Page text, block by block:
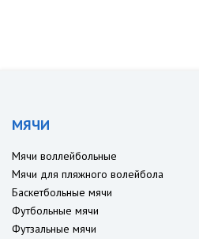
МЯЧИ
Мячи воллейбольные
Мячи для пляжного волейбола
Баскетбольные мячи
Футбольные мячи
Футзальные мячи